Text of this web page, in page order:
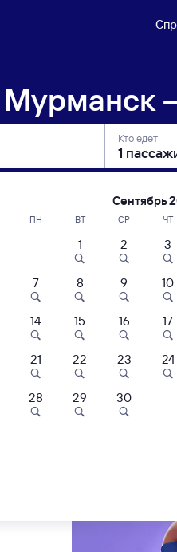
Кто едет
местному времени. Цены за 1
Сентябрь
ПН ВТ СР ЧТ
1 2 3
7 8 9 10
14 15 16 17
21 22 23 24
28 29 30